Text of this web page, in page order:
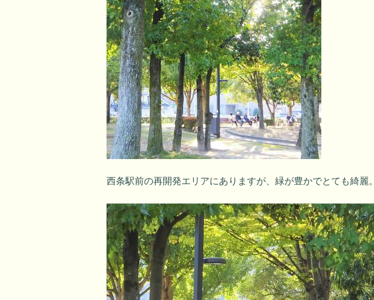
西条駅前の再開発エリアにありますが、緑が豊かでとても綺麗。